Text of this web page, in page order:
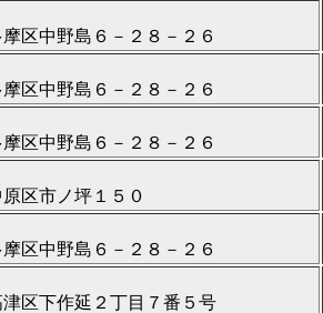
区中野島６－２８－２６
区中野島６－２８－２６
区中野島６－２８－２６
区市ノ坪１５０
区中野島６－２８－２６
区下作延２丁目７番５号